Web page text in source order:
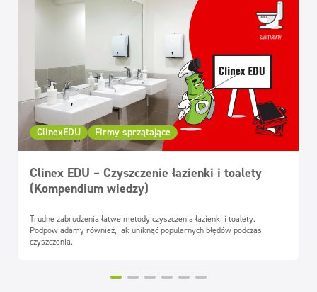
ClinexEDU Firmy sprzątające
Clinex EDU – Czyszczenie łazienki i toalety
(Kompendium wiedzy)
Trudne zabrudzenia łatwe metody czyszczenia łazienki i toalety.
Podpowiadamy również, jak uniknąć popularnych błędów podczas
czyszczenia.